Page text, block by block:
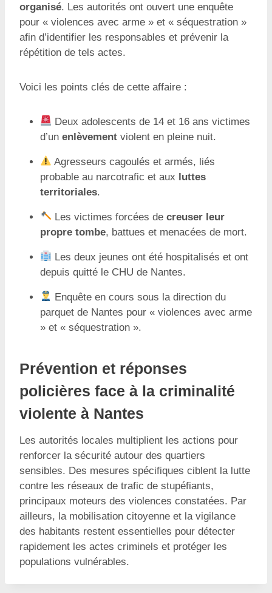
organisé. Les autorités ont ouvert une enquête
pour « violences avec arme » et « séquestration »
afin d’identifier les responsables et prévenir la
répétition de tels actes.
Voici les points clés de cette affaire :
Deux adolescents de 14 et 16 ans victimes
d’un enlèvement violent en pleine nuit.
Agresseurs cagoulés et armés, liés
probable au narcotrafic et aux luttes
territoriales.
Les victimes forcées decreuser leur
propre tombe, battues et menacées de mort.
Les deux jeunes ont été hospitalisés et ont
depuis quitté le CHU de Nantes.
Enquête en cours sous la direction du
parquet de Nantes pour « violences avec arme
» et « séquestration ».
Prévention et réponses
policières face à la criminalité
violente à Nantes
Les autorités locales multiplient les actions pour
renforcer la sécurité autour des quartiers
sensibles. Des mesures spécifiques ciblent la lutte
contre les réseaux de trafic de stupéfiants,
principaux moteurs des violences constatées. Par
ailleurs, la mobilisation citoyenne et la vigilance
des habitants restent essentielles pour détecter
rapidement les actes criminels et protéger les
populations vulnérables.